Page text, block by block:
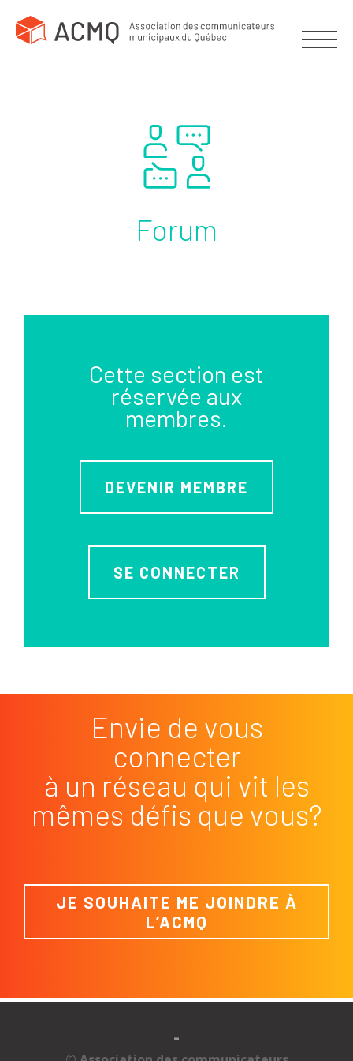
Forum
Cette section est
réservée aux
membres.
DEVENIR MEMBRE
SE CONNECTER
Envie de vous
connecter
à un réseau qui vit les
mêmes défis que vous?
JE SOUHAITE ME JOINDRE À
L’ACMQ
-